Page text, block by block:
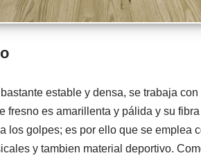
estable y densa, se trabaja
fresno es amarillenta y pálida y su
los golpes; es por ello que se emplea
y tambien material deportivo.